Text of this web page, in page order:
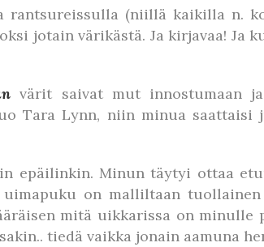
(niillä kaikilla n.
jotain värikästä. Ja kirjavaa! Ja
värit saivat mut innostumaan
Tara Lynn, niin minua
epäilinkin. Minun täytyi ottaa
on malliltaan
mitä uikkarissa on
tiedä vaikka jonain aamuna